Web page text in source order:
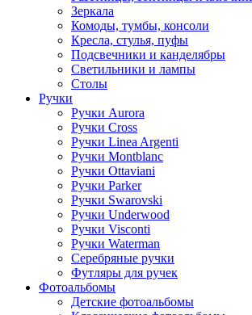
Зеркала
Комоды, тумбы, консоли
Кресла, стулья, пуфы
Подсвечники и канделябры
Светильники и лампы
Столы
Ручки
Ручки Aurora
Ручки Cross
Ручки Linea Argenti
Ручки Montblanc
Ручки Ottaviani
Ручки Parker
Ручки Swarovski
Ручки Underwood
Ручки Visconti
Ручки Waterman
Серебряные ручки
Футляры для ручек
Фотоальбомы
Детские фотоальбомы